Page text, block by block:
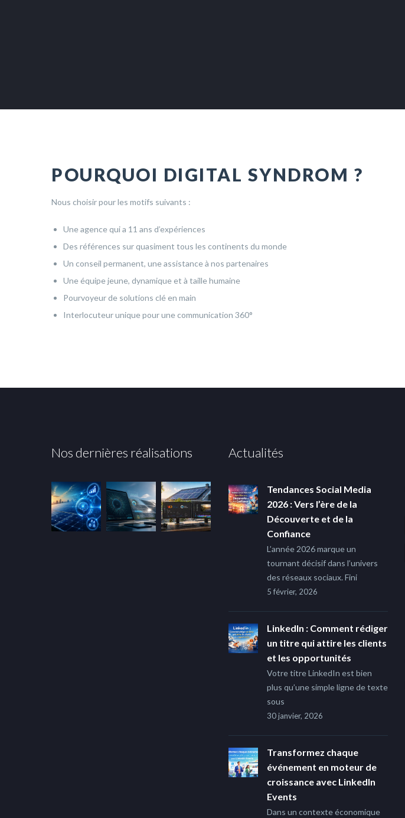
POURQUOI DIGITAL SYNDROM ?
Nous choisir pour les motifs suivants :
Une agence qui a 11 ans d’expériences
Des références sur quasiment tous les continents du monde
Un conseil permanent, une assistance à nos partenaires
Une équipe jeune, dynamique et à taille humaine
Pourvoyeur de solutions clé en main
Interlocuteur unique pour une communication 360°
Nos dernières réalisations Actualités
Tendances Social Media
2026 : Vers l’ère de la
Découverte et de la
Confiance
L’année 2026 marque un
tournant décisif dans l’univers
des réseaux sociaux. Fini
5 février, 2026
LinkedIn : Comment rédiger
un titre qui attire les clients
et les opportunités
Votre titre LinkedIn est bien
plus qu’une simple ligne de texte
sous
30 janvier, 2026
Transformez chaque
événement en moteur de
croissance avec LinkedIn
Events
Dans un contexte économique